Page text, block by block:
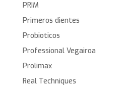
PRIM
Primeros dientes
Probioticos
Professional Vegairoa
Prolimax
Real Techniques